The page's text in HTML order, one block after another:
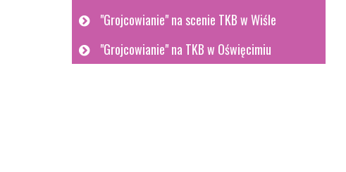
"Grojcowianie" na scenie TKB w Wiśle
"Grojcowianie" na TKB w Oświęcimiu